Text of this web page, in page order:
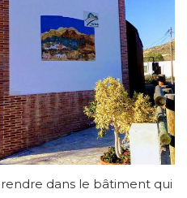
dans le bâtiment qui